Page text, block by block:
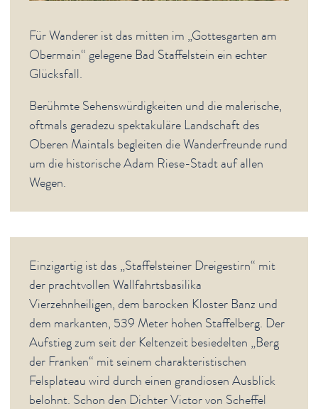
Freizeit für Familien
Gruppeninformation
Führungen
Genuss
Service
Newsletter
BÜRGER & STADT
Für Wanderer ist das mitten im „Gottesgarten am
Obermain“ gelegene Bad Staffelstein ein echter
Glücksfall.
Berühmte Sehenswürdigkeiten und die malerische,
oftmals geradezu spektakuläre Landschaft des
Oberen Maintals begleiten die Wanderfreunde rund
um die historische Adam Riese-Stadt auf allen
Wegen.
Einzigartig ist das „Staffelsteiner Dreigestirn“ mit
der prachtvollen Wallfahrtsbasilika
Vierzehnheiligen, dem barocken Kloster Banz und
dem markanten, 539 Meter hohen Staffelberg. Der
Aufstieg zum seit der Keltenzeit besiedelten „Berg
der Franken“ mit seinem charakteristischen
Felsplateau wird durch einen grandiosen Ausblick
belohnt. Schon den Dichter Victor von Scheffel